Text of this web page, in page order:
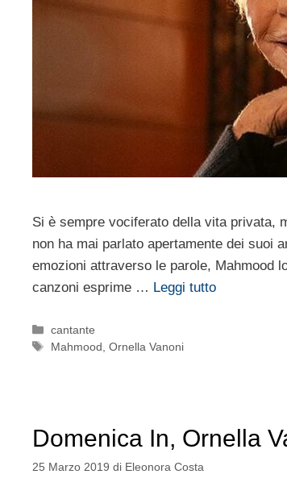
Si è sempre vociferato della vita privata,
non ha mai parlato apertamente dei suoi
emozioni attraverso le parole, Mahmood
canzoni esprime … Leggi tutto
Categorie
cantante
Tag
Mahmood ,Ornella Vanoni
Domenica In, Ornella
25 Marzo 2019 di Eleonora Costa